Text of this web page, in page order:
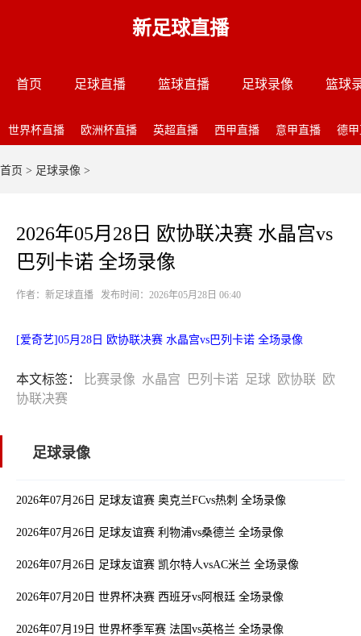
新足球直播
首页 足球直播 篮球直播 足球录像 篮球
世界杯直播 欧洲杯直播 英超直播 西甲直播 意甲直播 德
首页 > 足球录像 >
2026年05月28日 欧协联决赛 水晶宫vs
巴列卡诺 全场录像
作者：新足球直播 发布时间：2026年05月28日 06:40
[爱奇艺]05月28日 欧协联决赛 水晶宫vs巴列卡诺 全场录像
本文标签： 比赛录像 水晶宫 巴列卡诺 足球 欧协联 欧
协联决赛
足球录像
2026年07月26日 足球友谊赛 奥克兰FCvs热刺 全场录像
2026年07月26日 足球友谊赛 利物浦vs桑德兰 全场录像
2026年07月26日 足球友谊赛 凯尔特人vsAC米兰 全场录像
2026年07月20日 世界杯决赛 西班牙vs阿根廷 全场录像
2026年07月19日 世界杯季军赛 法国vs英格兰 全场录像